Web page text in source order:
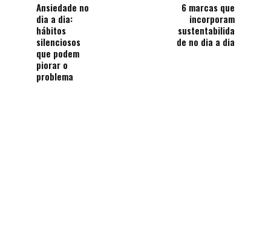
Ansiedade no
dia a dia:
hábitos
silenciosos
que podem
piorar o
problema
6 marcas que
incorporam
sustentabilida
de no dia a dia